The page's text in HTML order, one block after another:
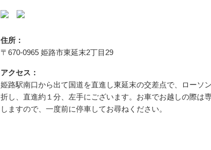
住所：
〒670-0965 姫路市東延末2丁目29
アクセス：
姫路駅南口から出て国道を直進し東延末の交差点で、ローソ
折し、直進約１分、左手にございます。お車でお越しの際は
しますので、一度前に停車してお尋ねください。